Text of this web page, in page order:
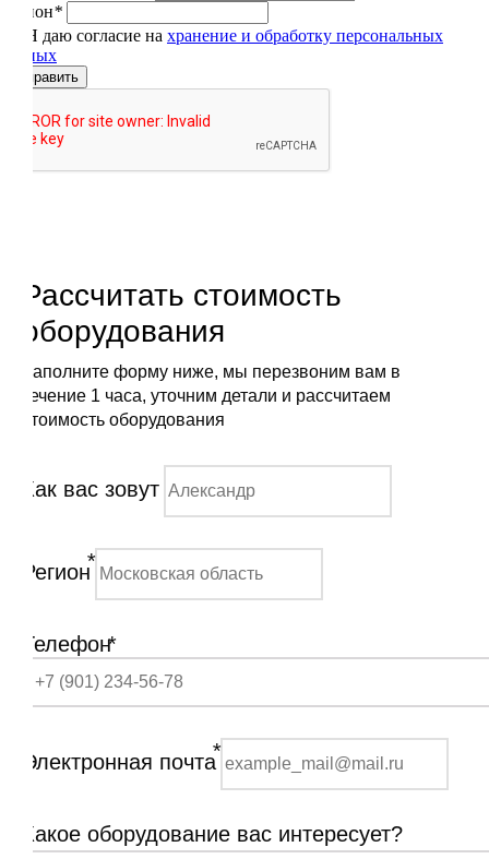
Регион*
Я даю согласие на хранение и обработку персональных
данных
Отправить
Рассчитать стоимость
оборудования
Заполните форму ниже, мы перезвоним вам в
течение 1 часа, уточним детали и рассчитаем
стоимость оборудования
Как вас зовут
Регион*
Телефон*
Электронная почта*
Какое оборудование вас интересует?